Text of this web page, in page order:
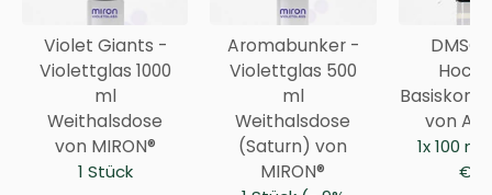
Violet Giants -
Violettglas 1000
ml
Weithalsdose
von MIRON®
1 Stück
Aromabunker -
Violettglas 500
ml
Weithalsdose
(Saturn) von
MIRON®
DMSO
von
1x 100 ml
€ /